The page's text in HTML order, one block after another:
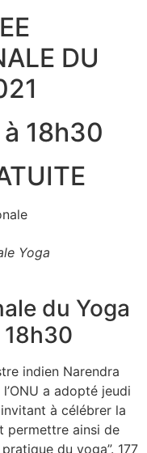
DU
18h30
Yoga
du Yoga
18h30
indien Narendra
a adopté jeudi
à célébrer la
permettre ainsi de
du yoga”. 177